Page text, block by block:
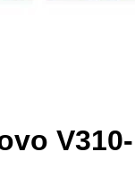
V310-